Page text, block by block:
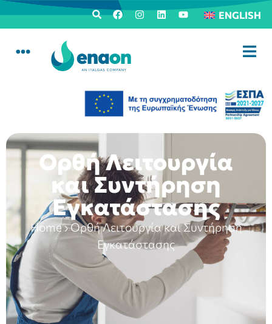
ENGLISH
Ορθή Λειτουργία
και Συντήρηση
Εγκατάστασης
Home›Ορθή Λειτουργία και Συντήρηση
Εγκατάστασης